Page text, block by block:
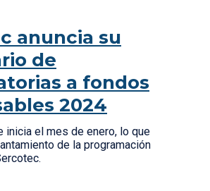
anuncia su
de
a fondos
2024
inicia el mes de enero, lo que
de la programación